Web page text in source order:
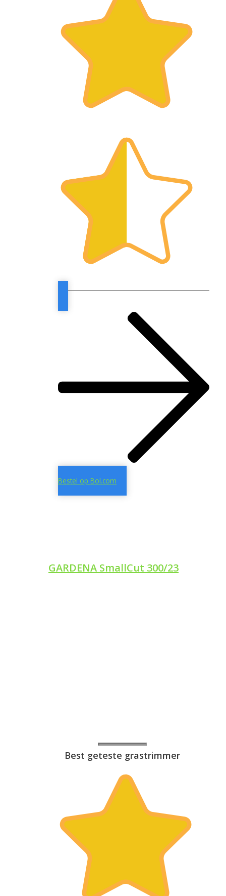
Bestel op Bol.com
GARDENA SmallCut 300/23
Best geteste grastrimmer